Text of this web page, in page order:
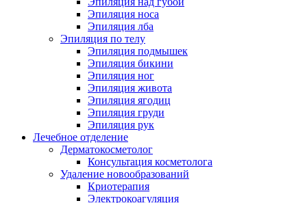
Эпиляция носа
Эпиляция лба
Эпиляция по телу
Эпиляция подмышек
Эпиляция бикини
Эпиляция ног
Эпиляция живота
Эпиляция ягодиц
Эпиляция груди
Эпиляция рук
Лечебное отделение
Дерматокосметолог
Консультация косметолога
Удаление новообразований
Криотерапия
Электрокоагуляция